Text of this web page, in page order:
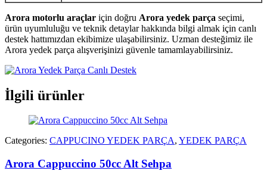
Arora motorlu araçlar için doğru Arora yedek parça seçimi,
ürün uyumluluğu ve teknik detaylar hakkında bilgi almak için canlı
destek hattımızdan ekibimize ulaşabilirsiniz. Uzman desteğimiz ile
Arora yedek parça alışverişinizi güvenle tamamlayabilirsiniz.
İlgili ürünler
Categories: CAPPUCINO YEDEK PARÇA, YEDEK PARÇA
Arora Cappuccino 50cc Alt Sehpa